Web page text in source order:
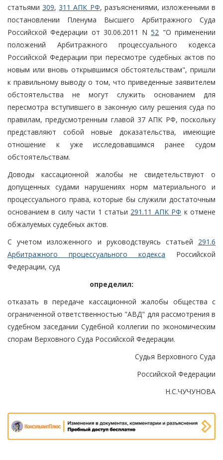
статьями309,311 АПК РФ, разъяснениями, изложенными в
постановлении Пленума Высшего Арбитражного Суда
Российской Федерации от 30.06.2011 N52 "О применении
положений Арбитражного процессуального кодекса
Российской Федерации при пересмотре судебных актов по
новым или вновь открывшимся обстоятельствам", пришли
к правильному выводу о том, что приведенные заявителем
обстоятельства не могут служить основанием для
пересмотра вступившего в законную силу решения суда по
правилам, предусмотренным главой 37 АПК РФ, поскольку
представляют собой новые доказательства, имеющие
отношение к уже исследовавшимся ранее судом
обстоятельствам.
Доводы кассационной жалобы не свидетельствуют о
допущенных судами нарушениях норм материального и
процессуального права, которые бы служили достаточным
основанием в силу части 1 статьи 291.11 АПК РФ к отмене
обжалуемых судебных актов.
С учетом изложенного и руководствуясь статьей 291.6
Арбитражного процессуального кодекса Российской
Федерации, суд
определил:
отказать в передаче кассационной жалобы общества с
ограниченной ответственностью "АВД" для рассмотрения в
судебном заседании Судебной коллегии по экономическим
спорам Верховного Суда Российской Федерации.
Судья Верховного Суда
Российской Федерации
Н.С.ЧУЧУНОВА